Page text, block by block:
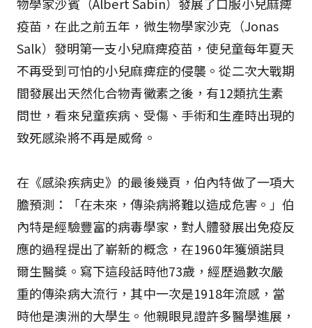
疫苗，在此之前五年，微生物學家沙克（Jonas
Salk）發明第一支小兒麻痺疫苗，使兒童每年夏天
不再受到可怕的小兒麻痺症的侵襲。從二次大戰期
間發展出天然化合物青黴素之後，有12類抗生素
問世，看來兒童疾病、受傷、手術和生產時出現的
致死感染將不再是威脅。
在《感染疾病史》的最後幾頁，伯內特做了一項大
膽預測：「在未來，傳染病將難以造成危害。」伯
內特是經驗豐富的病毒學家，對人體發展出免疫反
應的過程提出了嶄新的概念，在1960年獲頒諾貝
爾生醫獎。寫下這段話時他73歲，經歷過數次嚴
重的傳染病大流行，其中一次是1918年流感，當
時他是澳洲的大學生。他親眼見證許多醫學進展，